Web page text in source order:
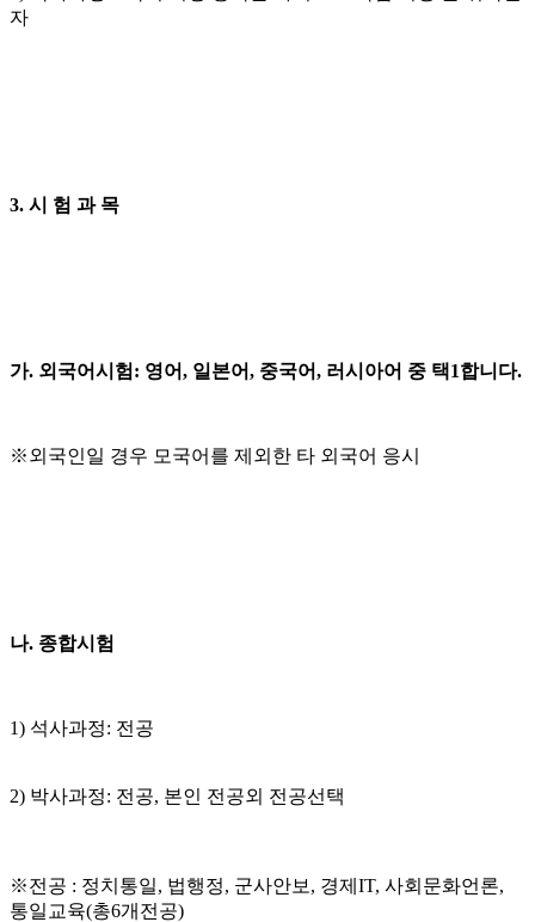
자
3. 시 험 과 목
가. 외국어시험: 영어, 일본어, 중국어, 러시아어 중 택1합니다.
※외국인일 경우 모국어를 제외한 타 외국어 응시
나. 종합시험
1) 석사과정: 전공
2) 박사과정: 전공, 본인 전공외 전공선택
※전공 : 정치통일, 법행정, 군사안보, 경제IT, 사회문화언론,
통일교육(총6개전공)